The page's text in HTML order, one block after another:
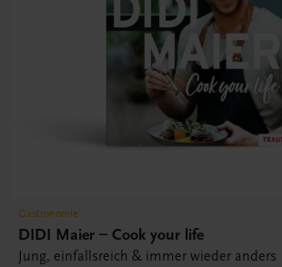
Gastronomie
DIDI Maier – Cook your life
Jung, einfallsreich & immer wieder anders